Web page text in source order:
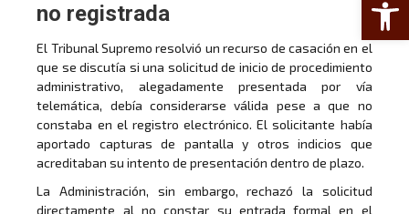
no registrada
El Tribunal Supremo resolvió un recurso de casación en el
que se discutía si una solicitud de inicio de procedimiento
administrativo, alegadamente presentada por vía
telemática, debía considerarse válida pese a que no
constaba en el registro electrónico. El solicitante había
aportado capturas de pantalla y otros indicios que
acreditaban su intento de presentación dentro de plazo.
La Administración, sin embargo, rechazó la solicitud
directamente al no constar su entrada formal en el